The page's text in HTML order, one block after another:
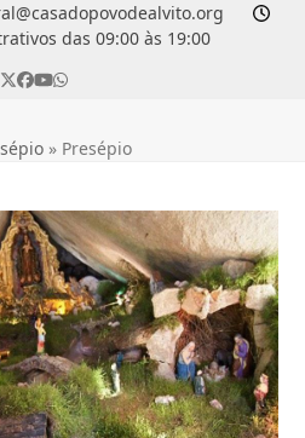
das 09:00 às 19:00
Twitter
Facebook
YouTube
Whatsapp
» Presépio